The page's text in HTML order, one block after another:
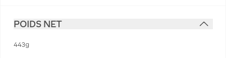
POIDS NET
443g